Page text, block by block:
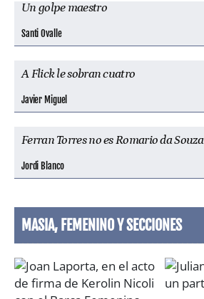
Un golpe maestro
Santi Ovalle
A Flick le sobran cuatro
Javier Miguel
Ferran Torres no es Romario da Souza
Jordi Blanco
MASIA, FEMENINO Y SECCIONES